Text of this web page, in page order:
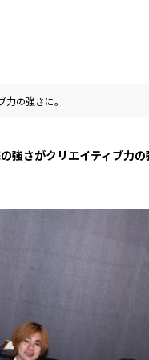
の強さに。
強さがクリエイティブ力